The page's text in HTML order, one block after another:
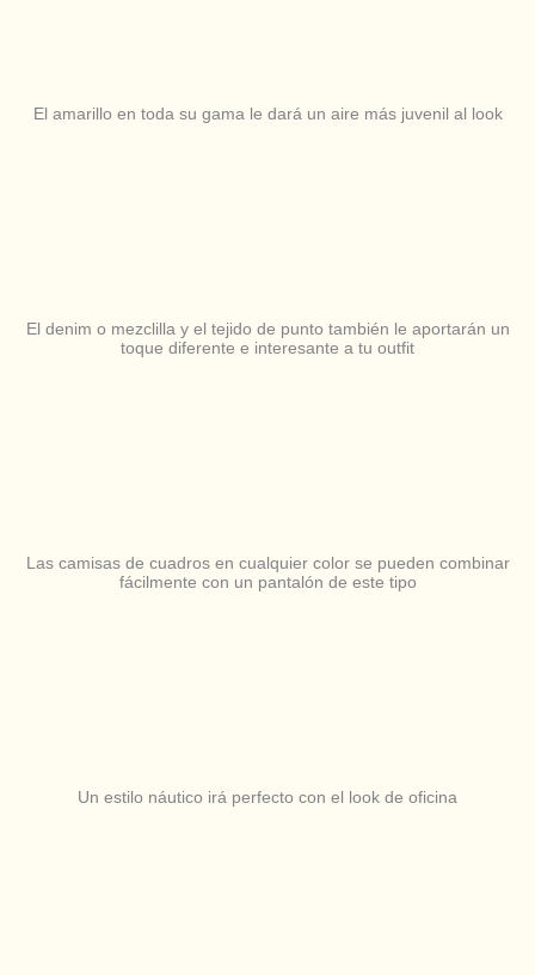
El amarillo en toda su gama le dará un aire más juvenil al look
El denim o mezclilla y el tejido de punto también le aportarán un
toque diferente e interesante a tu outfit
Las camisas de cuadros en cualquier color se pueden combinar
fácilmente con un pantalón de este tipo
Un estilo náutico irá perfecto con el look de oficina